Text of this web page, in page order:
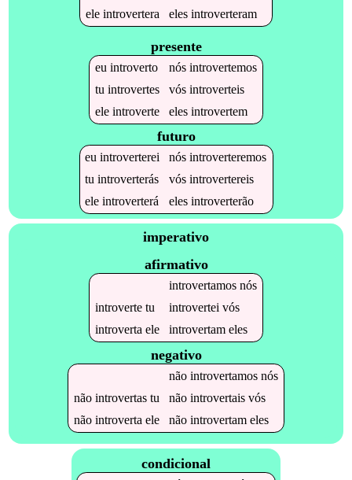
ele introvertera eles introverteram
presente
eu introverto nós introvertemos
tu introvertes vós introverteis
ele introverte eles introvertem
futuro
euintroverterei nósintroverteremos
tuintroverterás vósintrovertereis
eleintroverterá elesintroverterão
imperativo
afirmativo
introvertamosnós
introvertetu introvertei vós
introverta ele introvertameles
negativo
não introvertamosnós
não introvertastu não introvertaisvós
não introverta ele não introvertameles
condicional